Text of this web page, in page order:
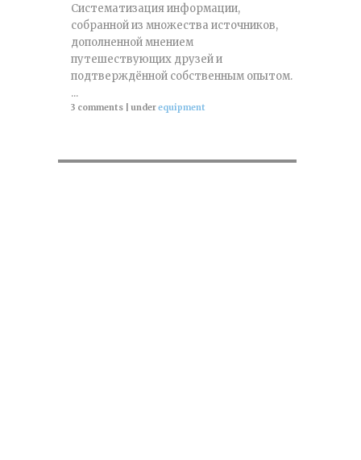
Систематизация информации,
собранной из множества источников,
дополненной мнением
путешествующих друзей и
подтверждённой собственным опытом.
...
3 comments |underequipment